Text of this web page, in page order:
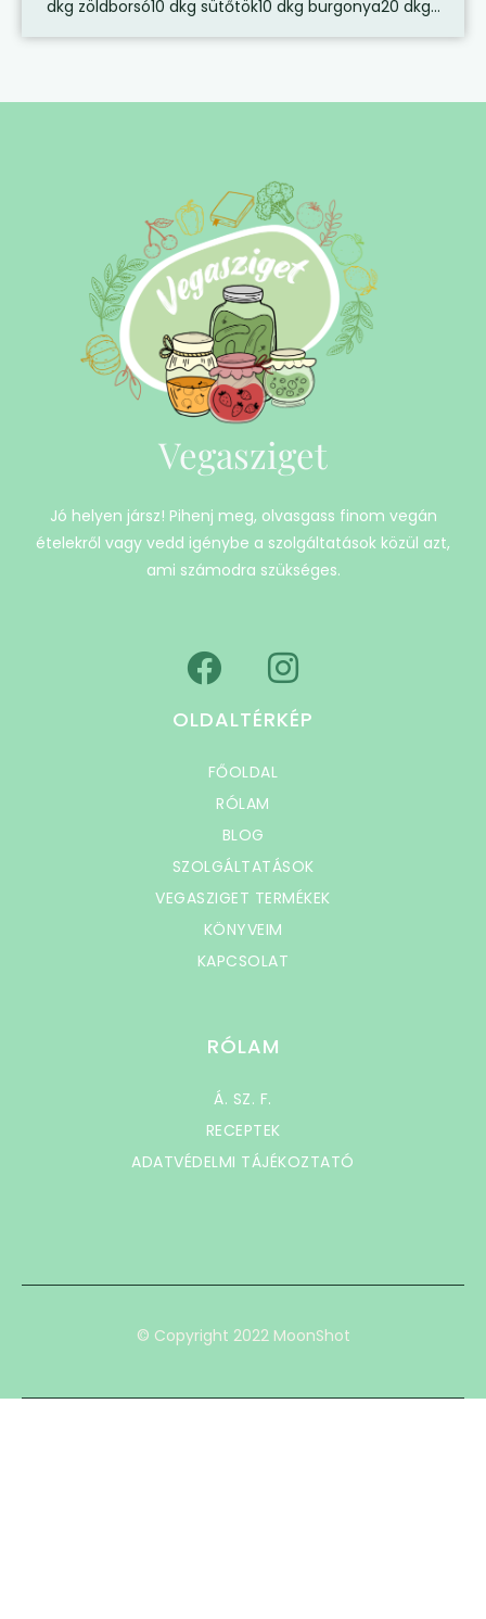
dkg zöldborsó10 dkg sütőtök10 dkg burgonya20 dkg...
Vegasziget
Jó helyen jársz! Pihenj meg, olvasgass finom vegán
ételekről vagy vedd igénybe a szolgáltatások közül azt,
ami számodra szükséges.
OLDALTÉRKÉP
FŐOLDAL
RÓLAM
BLOG
SZOLGÁLTATÁSOK
VEGASZIGET TERMÉKEK
KÖNYVEIM
KAPCSOLAT
RÓLAM
Á. SZ. F.
RECEPTEK
ADATVÉDELMI TÁJÉKOZTATÓ
© Copyright 2022 MoonShot